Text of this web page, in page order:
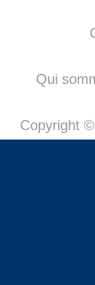
Qui
Copyright